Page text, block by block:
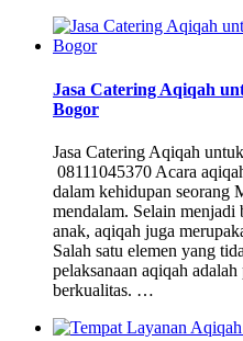
Jasa Catering Aqiqah
Bogor
Jasa Catering Aqiqah
08111045370 Acara
dalam kehidupan seorang
mendalam. Selain menjadi
anak, aqiqah juga
Salah satu elemen yang
pelaksanaan aqiqah
berkualitas. …